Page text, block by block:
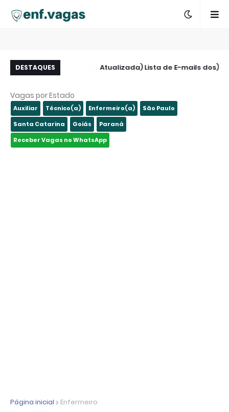
DESTAQUES
(Atualizada) Lista de E-mails dos
-
Vagas por Estado
Auxiliar Técnico(a) Enfermeiro(a)
São Paulo
Santa Catarina
Goiás
Paraná
Receber Vagas no WhatsApp
Página inicial Enfermeiro